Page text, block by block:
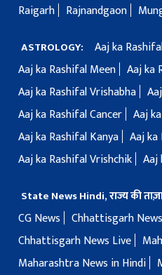
Raigarh
Rajnandgaon
ASTROLOGY:
Aaj ka
Aaj ka Rashifal Meen Aaj ka
Aaj ka Rashifal Vrishabha
Aaj ka Rashifal Cancer Aaj
Aaj ka Rashifal Kanya Aaj
Aaj ka Rashifal Vrishchik Aaj
State News Hindi, राज्य की
CG News
Chhattisgarh
Chhattisgarh News Live
Maharashtra News in Hindi